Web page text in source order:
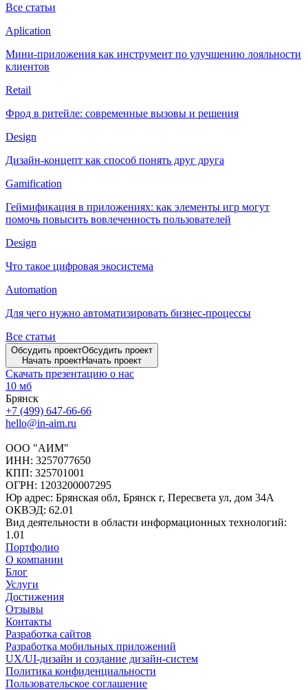
Все статьи
Aplication
Мини-приложения как инструмент по улучшению лояльности
клиентов
Retail
Фрод в ритейле: современные вызовы и решения
Design
Дизайн-концепт как способ понять друг друга
Gamification
Геймификация в приложениях: как элементы игр могут
помочь повысить вовлеченность пользователей
Design
Что такое цифровая экосистема
Automation
Для чего нужно автоматизировать бизнес-процессы
Все статьи
Обсудить проектОбсудить проект
Начать проектНачать проект
Скачать презентацию о нас
10 мб
Брянск
+7 (499) 647-66-66
hello@in-aim.ru
ООО "АИМ"
ИНН: 3257077650
КПП: 325701001
ОГРН: 1203200007295
Юр адрес: Брянская обл, Брянск г, Пересвета ул, дом 34А
ОКВЭД: 62.01
Вид деятельности в области информационных технологий:
1.01
Портфолио
О компании
Блог
Услуги
Достижения
Отзывы
Контакты
Разработка сайтов
Разработка мобильных приложений
UX/UI-дизайн и создание дизайн-систем
Политика конфиденциальности
Пользовательское соглашение